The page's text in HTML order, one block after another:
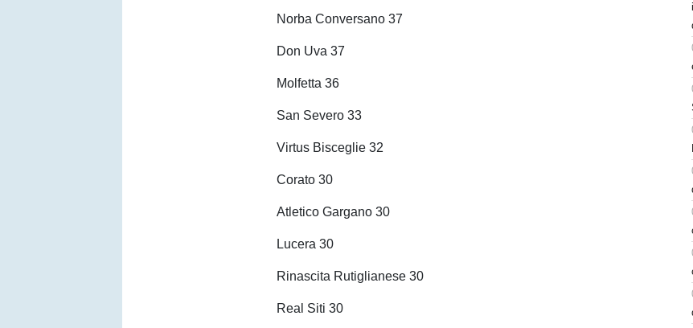
Norba Conversano 37
Don Uva 37
Molfetta 36
San Severo 33
Virtus Bisceglie 32
Corato 30
Atletico Gargano 30
Lucera 30
Rinascita Rutiglianese 30
Real Siti 30